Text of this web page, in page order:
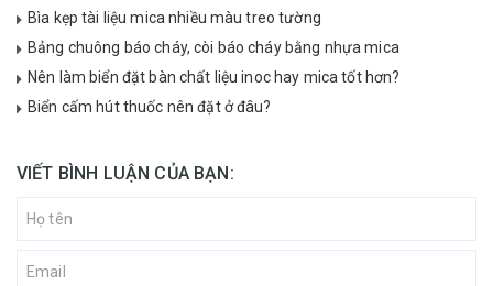
Bìa kẹp tài liệu mica nhiều màu treo tường
Bảng chuông báo cháy, còi báo cháy bằng nhựa mica
Nên làm biển đặt bàn chất liệu inoc hay mica tốt hơn?
Biển cấm hút thuốc nên đặt ở đâu?
VIẾT BÌNH LUẬN CỦA BẠN: